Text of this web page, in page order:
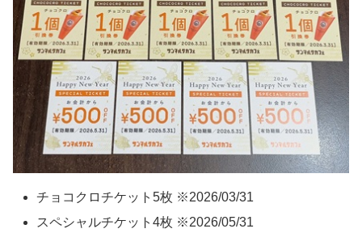
チョコクロチケット5枚 ※2026/03/31
スペシャルチケット4枚 ※2026/05/31